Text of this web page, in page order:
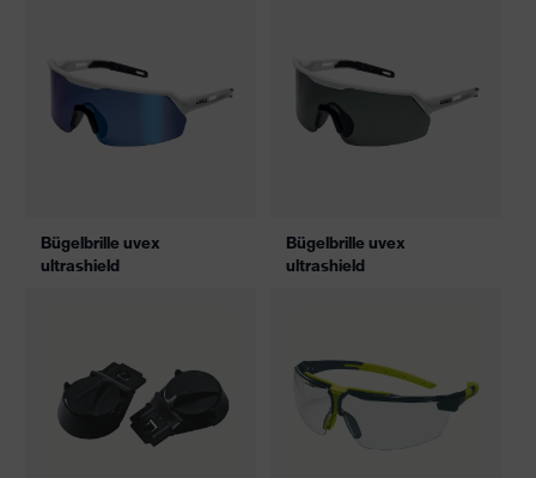
Bügelbrille uvex
ultrashield
Bügelbrille uvex
ultrashield